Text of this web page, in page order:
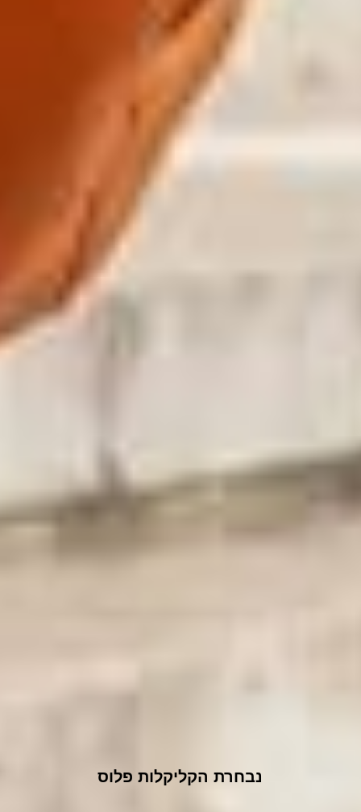
נבחרת הקליקלות פלוס